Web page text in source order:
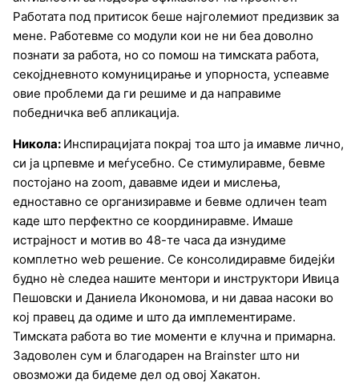
Работата под притисок беше најголемиот предизвик за
мене. Работевме со модули кои не ни беа доволно
познати за работа, но со помош на тимската работа,
секојдневното комуницирање и упорноста, успеавме
овие проблеми да ги решиме и да направиме
победничка веб апликација.
Никола: Инспирацијата покрај тоа што ја имавме лично,
си ја црпевме и меѓусебно. Се стимулиравме, бевме
постојано на zoom, дававме идеи и мислења,
едноставно се организиравме и бевме одличен team
каде што перфектно се координиравме. Имаше
истрајност и мотив во 48-те часа да изнудиме
комплетно web решение. Се консолидиравме бидејќи
будно нѐ следеа нашите ментори и инструктори Ивица
Пешовски и Даниела Икономова, и ни даваа насоки во
кој правец да одиме и што да имплементираме.
Тимската работа во тие моменти е клучна и примарна.
Задоволен сум и благодарен на Brainster што ни
овозможи да бидеме дел од овој Хакатон.